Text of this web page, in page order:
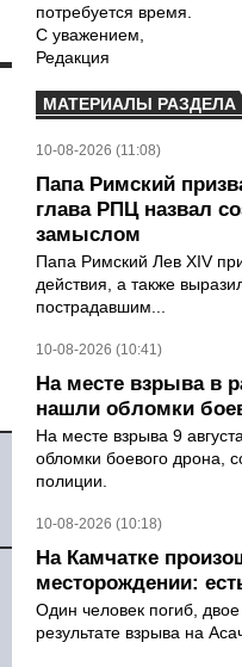
потребуется время.
С уважением,
Редакция
МАТЕРИАЛЫ РАЗДЕЛА
10-08-2026 (11:08)
Папа Римский
глава РПЦ назвал
замыслом
Папа Римский Лев XIV
действия, а также
пострадавшим...
10-08-2026 (10:41)
На месте взрыва в
нашли обломки
На месте взрыва 9
обломки боевого дрона,
полиции.
10-08-2026 (10:18)
На Камчатке
месторождении:
Один человек погиб,
результате взрыва на